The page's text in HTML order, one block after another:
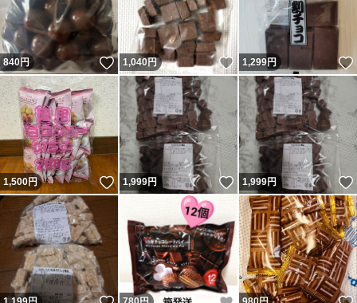
840円 いいね！
1,040円 いいね！
1,299円
1,500円 いいね！
1,999円 いいね！
1,999円